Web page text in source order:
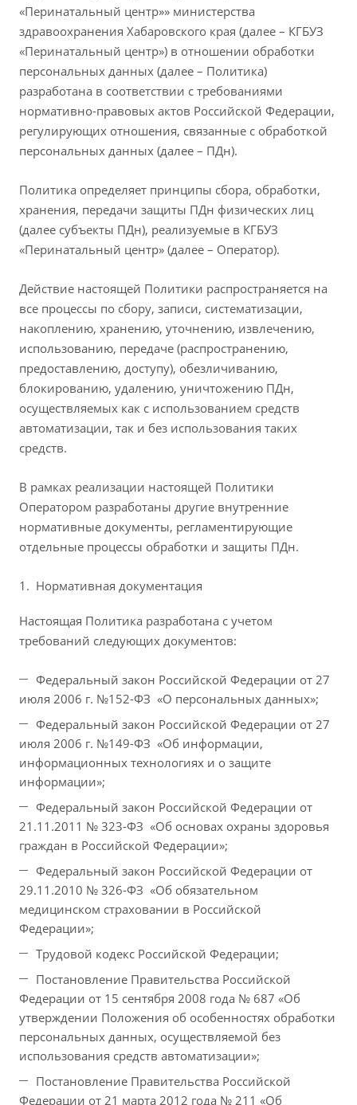
«Перинатальный центр»» министерства
здравоохранения Хабаровского края (далее – КГБУЗ
«Перинатальный центр») в отношении обработки
персональных данных (далее – Политика)
разработана в соответствии с требованиями
нормативно-правовых актов Российской Федерации,
регулирующих отношения, связанные с обработкой
персональных данных (далее – ПДн).
Политика определяет принципы сбора, обработки,
хранения, передачи защиты ПДн физических лиц
(далее субъекты ПДн), реализуемые в КГБУЗ
«Перинатальный центр» (далее – Оператор).
Действие настоящей Политики распространяется на
все процессы по сбору, записи, систематизации,
накоплению, хранению, уточнению, извлечению,
использованию, передаче (распространению,
предоставлению, доступу), обезличиванию,
блокированию, удалению, уничтожению ПДн,
осуществляемых как с использованием средств
автоматизации, так и без использования таких
средств.
В рамках реализации настоящей Политики
Оператором разработаны другие внутренние
нормативные документы, регламентирующие
отдельные процессы обработки и защиты ПДн.
Нормативная документация
Настоящая Политика разработана с учетом
требований следующих документов:
Федеральный закон Российской Федерации от 27
июля 2006 г. №152-ФЗ «О персональных данных»;
Федеральный закон Российской Федерации от 27
июля 2006 г. №149-ФЗ «Об информации,
информационных технологиях и о защите
информации»;
Федеральный закон Российской Федерации от
21.11.2011 № 323-ФЗ «Об основах охраны здоровья
граждан в Российской Федерации»;
Федеральный закон Российской Федерации от
29.11.2010 № 326-ФЗ «Об обязательном
медицинском страховании в Российской
Федерации»;
Трудовой кодекс Российской Федерации;
Постановление Правительства Российской
Федерации от 15 сентября 2008 года № 687 «Об
утверждении Положения об особенностях обработки
персональных данных, осуществляемой без
использования средств автоматизации»;
Постановление Правительства Российской
Федерации от 21 марта 2012 года № 211 «Об